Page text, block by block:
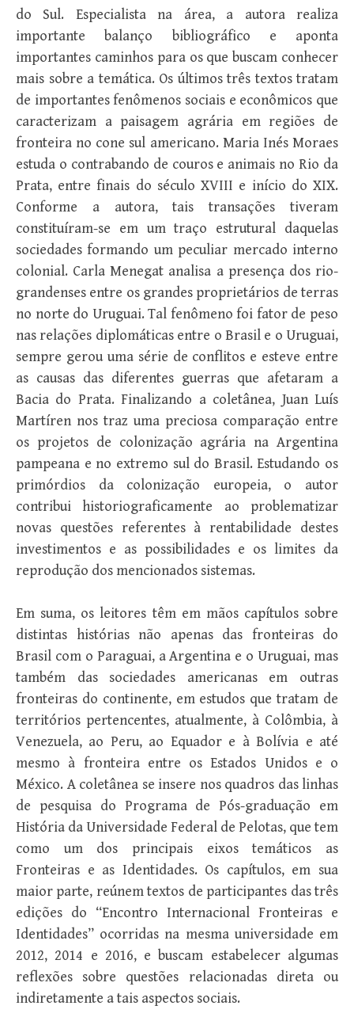
do Sul. Especialista na área, a autora realiza
importante balanço bibliográfico e aponta
importantes caminhos para os que buscam conhecer
mais sobre a temática. Os últimos três textos tratam
de importantes fenômenos sociais e econômicos que
caracterizam a paisagem agrária em regiões de
fronteira no cone sul americano. Maria Inés Moraes
estuda o contrabando de couros e animais no Rio da
Prata, entre finais do século XVIII e início do XIX.
Conforme a autora, tais transações tiveram
constituíram-se em um traço estrutural daquelas
sociedades formando um peculiar mercado interno
colonial. Carla Menegat analisa a presença dos rio-
grandenses entre os grandes proprietários de terras
no norte do Uruguai. Tal fenômeno foi fator de peso
nas relações diplomáticas entre o Brasil e o Uruguai,
sempre gerou uma série de conflitos e esteve entre
as causas das diferentes guerras que afetaram a
Bacia do Prata. Finalizando a coletânea, Juan Luís
Martíren nos traz uma preciosa comparação entre
os projetos de colonização agrária na Argentina
pampeana e no extremo sul do Brasil. Estudando os
primórdios da colonização europeia, o autor
contribui historiograficamente ao problematizar
novas questões referentes à rentabilidade destes
investimentos e as possibilidades e os limites da
reprodução dos mencionados sistemas.
Em suma, os leitores têm em mãos capítulos sobre
distintas histórias não apenas das fronteiras do
Brasil com o Paraguai, a Argentina e o Uruguai, mas
também das sociedades americanas em outras
fronteiras do continente, em estudos que tratam de
territórios pertencentes, atualmente, à Colômbia, à
Venezuela, ao Peru, ao Equador e à Bolívia e até
mesmo à fronteira entre os Estados Unidos e o
México. A coletânea se insere nos quadros das linhas
de pesquisa do Programa de Pós-graduação em
História da Universidade Federal de Pelotas, que tem
como um dos principais eixos temáticos as
Fronteiras e as Identidades. Os capítulos, em sua
maior parte, reúnem textos de participantes das três
edições do “Encontro Internacional Fronteiras e
Identidades” ocorridas na mesma universidade em
2012, 2014 e 2016, e buscam estabelecer algumas
reflexões sobre questões relacionadas direta ou
indiretamente a tais aspectos sociais.